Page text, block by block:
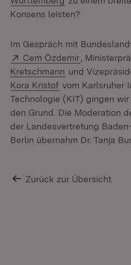
Konsens leisten?
Im Gespräch mit
Extern:
Cem Özdemir (Öffnet in
,
Kretschmann und
Kora Kristof (Öffnet in
vom Karlsruher
Technologie (KIT) gingen
den Grund. Die Moderation
der Landesvertretung
Berlin übernahm Dr. Tanja
Zurück zur Übersicht